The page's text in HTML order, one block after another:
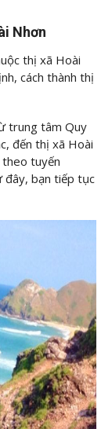
Nhơn
thị xã Hoài
cách thành thị
trung tâm Quy
đến thị xã Hoài
theo tuyến
đây, bạn tiếp tục